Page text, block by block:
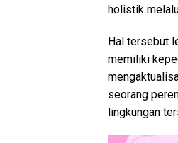
holistik
Hal tersebut
memiliki
seorang
lingkungan